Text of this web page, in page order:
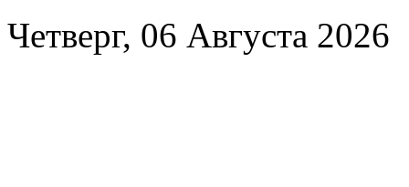
Четверг, 06 Августа 2026